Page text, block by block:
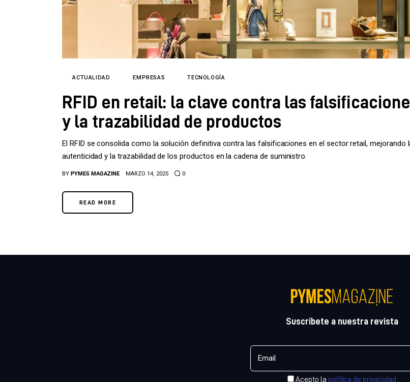
ACTUALIDAD EMPRESAS TECNOLOGÍA
RFID en retail: la clave contra las
y la trazabilidad de productos
El RFID se consolida como la solución definitiva contra las falsificaciones en el sector retail, mejorando
autenticidad y la trazabilidad de los productos en la cadena de suministro.
BY PYMES MAGAZINE MARZO 14, 2025 0
READ MORE
Suscríbete a nuestra revista
Acepto la política de privacidad